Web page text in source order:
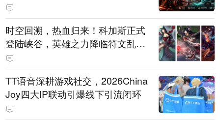
时空回溯，热血归来！科加斯正式
登陆峡谷，英雄之力降临符文乱
斗！
TT语音深耕游戏社交，2026China
Joy四大IP联动引爆线下引流闭环